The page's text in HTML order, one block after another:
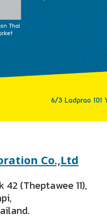
Co.,Ltd
42 (Theptawee 11),